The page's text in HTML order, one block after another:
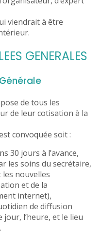
viendrait à être
GENERALES
de tous les
de leur cotisation à la
convoquée soit :
30 jours à l’avance,
les soins du secrétaire,
nouvelles
et de la
internet),
de diffusion
l’heure, et le lieu